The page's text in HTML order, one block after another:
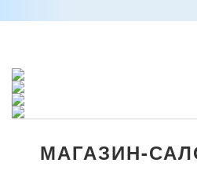
МАГАЗИН-